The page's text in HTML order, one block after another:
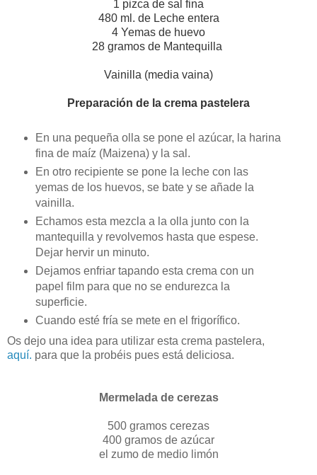
1 pizca de sal fina
480 ml. de Leche entera
4 Yemas de huevo
28 gramos de Mantequilla
Vainilla (media vaina)
Preparación de la crema pastelera
En una pequeña olla se pone el azúcar, la harina
fina de maíz (Maizena) y la sal.
En otro recipiente se pone la leche con las
yemas de los huevos, se bate y se añade la
vainilla.
Echamos esta mezcla a la olla junto con la
mantequilla y revolvemos hasta que espese.
Dejar hervir un minuto.
Dejamos enfriar tapando esta crema con un
papel film para que no se endurezca la
superficie.
Cuando esté fría se mete en el frigorífico.
Os dejo una idea para utilizar esta crema pastelera,
aquí. para que la probéis pues está deliciosa.
Mermelada de cerezas
500 gramos cerezas
400 gramos de azúcar
el zumo de medio limón